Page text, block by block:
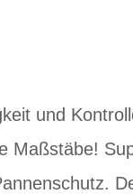
und
Maßstäbe!